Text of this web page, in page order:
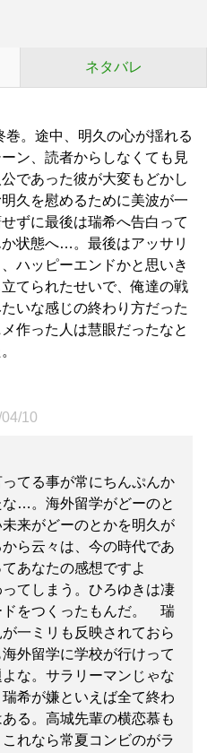
ネタバレ
巻。途中、明久の心が揺れる
ン、読者からしなくても見
であった彼が大変もどかし
久を慰めるために美波が一
ずに最後は瑞希へ告白って
状態へ…。最後はアッサリ
ハッピーエンドかと思いき
てられたせいで、俺達の戦
いな感じの終わり方だった
作った人は慧眼だったなと
10
てる事が常にちんぷんか
な…。海外留学がどーのと
来がどーのとかを明久が
ら云々は、今の時代であ
あなたの感想ですよ
てしまう。ひろゆきは凄
ドをつくったもんだ。 瑞
一ミリも反映されておら
外留学に学校が行けって
な。サラリーマンじゃな
希が嫌といえば全て終わ
る。高城先輩の横恋慕も
れなら常夏コンビのがラ